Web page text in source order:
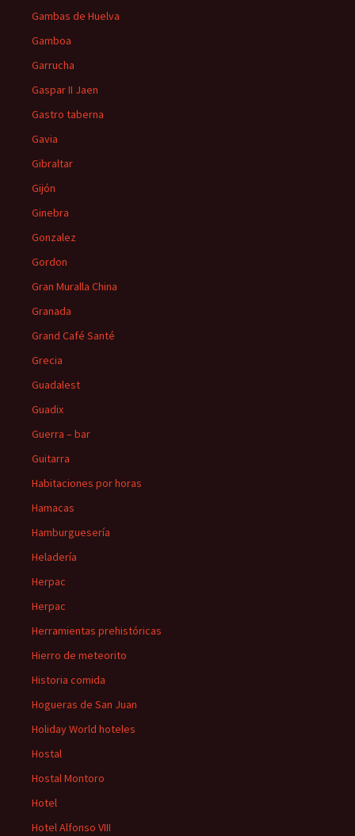
Gambas de Huelva
Gamboa
Garrucha
Gaspar II Jaen
Gastro taberna
Gavia
Gibraltar
Gijón
Ginebra
Gonzalez
Gordon
Gran Muralla China
Granada
Grand Café Santé
Grecia
Guadalest
Guadix
Guerra – bar
Guitarra
Habitaciones por horas
Hamacas
Hamburguesería
Heladería
Herpac
Herpac
Herramientas prehistóricas
Hierro de meteorito
Historia comida
Hogueras de San Juan
Holiday World hoteles
Hostal
Hostal Montoro
Hotel
Hotel Alfonso VIII